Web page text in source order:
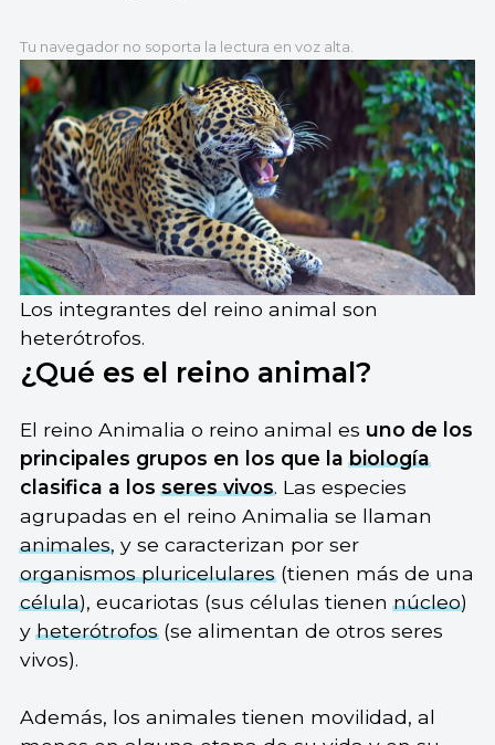
Tu navegador no soporta la lectura en voz alta.
Los integrantes del reino animal son
heterótrofos.
¿Qué es el reino animal?
El reino Animalia o reino animal es uno de los
principales grupos en los que labiología
clasifica a losseres vivos. Las especies
agrupadas en el reino Animalia se llaman
animales, y se caracterizan por ser
organismos pluricelulares(tienen más de una
célula), eucariotas (sus células tienennúcleo)
yheterótrofos(se alimentan de otros seres
vivos).
Además, los animales tienen movilidad, al